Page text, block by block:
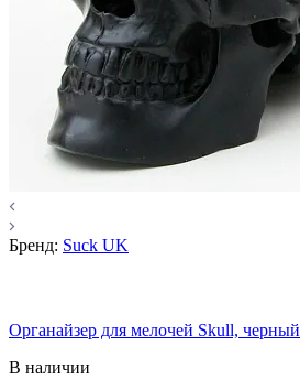
Бренд: Suck UK
Органайзер для мелочей Skull, черный
В наличии